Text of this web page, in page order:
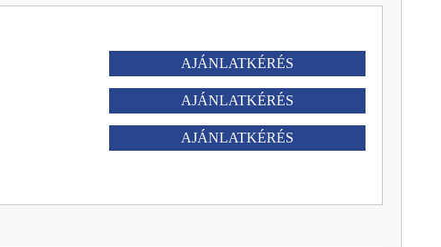
AJÁNLATKÉRÉS
AJÁNLATKÉRÉS
AJÁNLATKÉRÉS